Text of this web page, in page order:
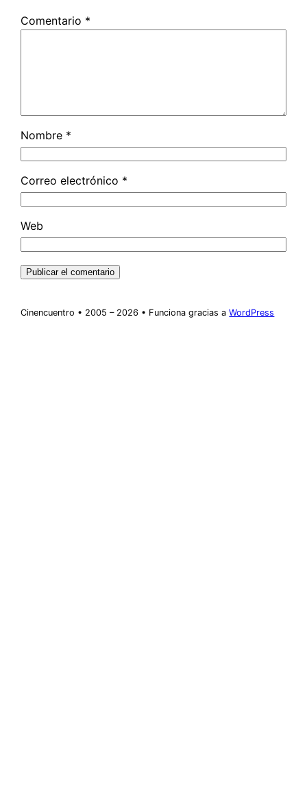
Comentario *
Nombre *
Correo electrónico *
Web
Cinencuentro • 2005 – 2026 • Funciona gracias aWordPress